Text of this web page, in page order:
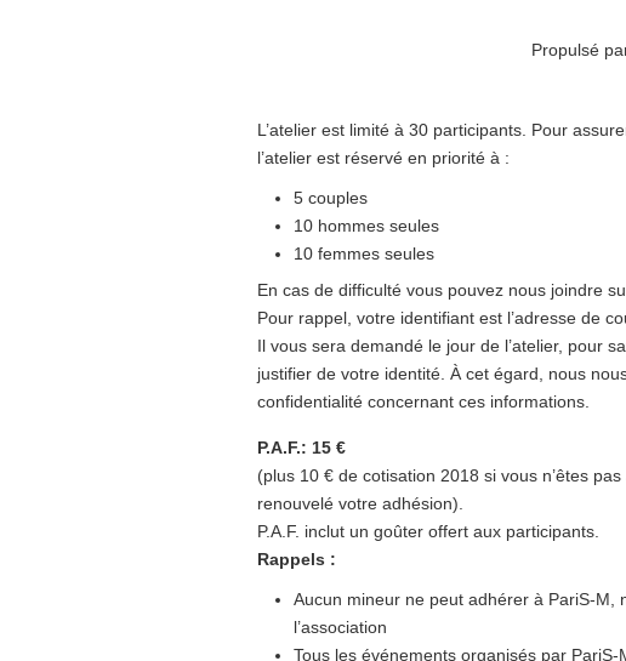
Propulsé
L’atelier est limité à 30 participants. Pour
l’atelier est réservé en priorité à :
5 couples
10 hommes seules
10 femmes seules
En cas de difficulté vous pouvez nous joindre
Pour rappel, votre identifiant est l’adresse de
Il vous sera demandé le jour de l’atelier, pour
justifier de votre identité. À cet égard, nous
confidentialité concernant ces informations.
P.A.F.: 15 €
(plus 10 € de cotisation 2018 si vous n’êtes
renouvelé votre adhésion).
P.A.F. inclut un goûter offert aux participants.
Rappels :
Aucun mineur ne peut adhérer à PariS-M,
l’association
Tous les événements organisés par PariS-